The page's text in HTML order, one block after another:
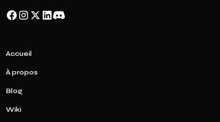
Accueil
À propos
Blog
Wiki